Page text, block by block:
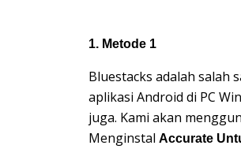
1. Metode 1
Bluestacks adalah salah
aplikasi Android di PC
juga. Kami akan
Menginstal Accurate